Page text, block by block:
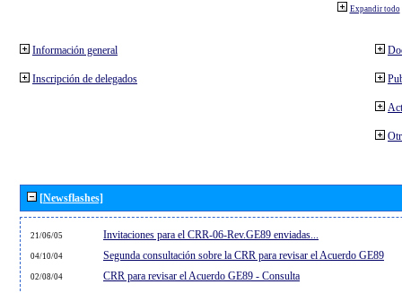
Expandir todo
Información general
Inscripción de delegados
[Newsflashes]
21/06/05 Invitaciones para el CRR-06-Rev.GE89 enviadas...
04/10/04 Segunda consultación sobre la CRR para revisar el Acuerdo GE89
02/08/04 CRR para revisar el Acuerdo GE89 - Consulta